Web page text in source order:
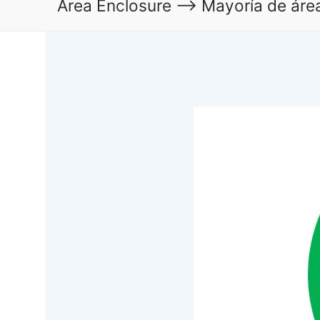
Area Enclosure –> Mayoría de